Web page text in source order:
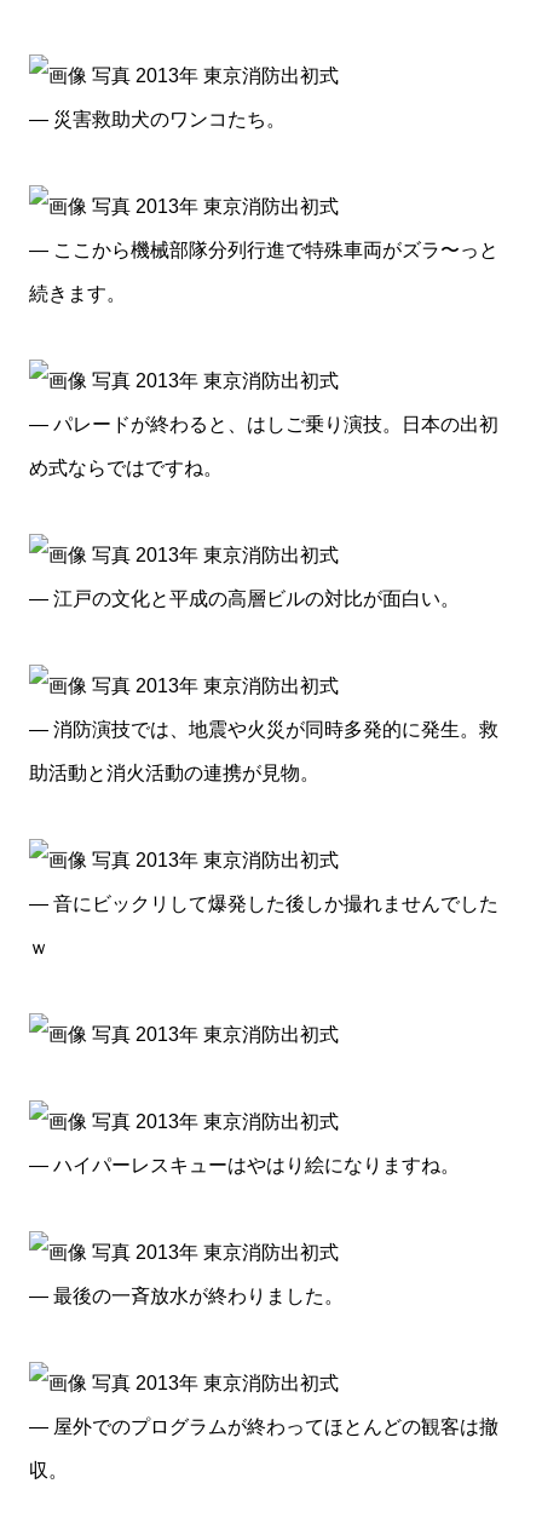
— 災害救助犬のワンコたち。
— ここから機械部隊分列行進で特殊車両がズラ〜っと
続きます。
— パレードが終わると、はしご乗り演技。日本の出初
め式ならではですね。
— 江戸の文化と平成の高層ビルの対比が面白い。
— 消防演技では、地震や火災が同時多発的に発生。救
助活動と消火活動の連携が見物。
— 音にビックリして爆発した後しか撮れませんでした
ｗ
— ハイパーレスキューはやはり絵になりますね。
— 最後の一斉放水が終わりました。
— 屋外でのプログラムが終わってほとんどの観客は撤
収。